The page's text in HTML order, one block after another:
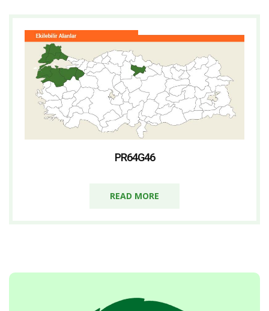
PR64G46
READ MORE